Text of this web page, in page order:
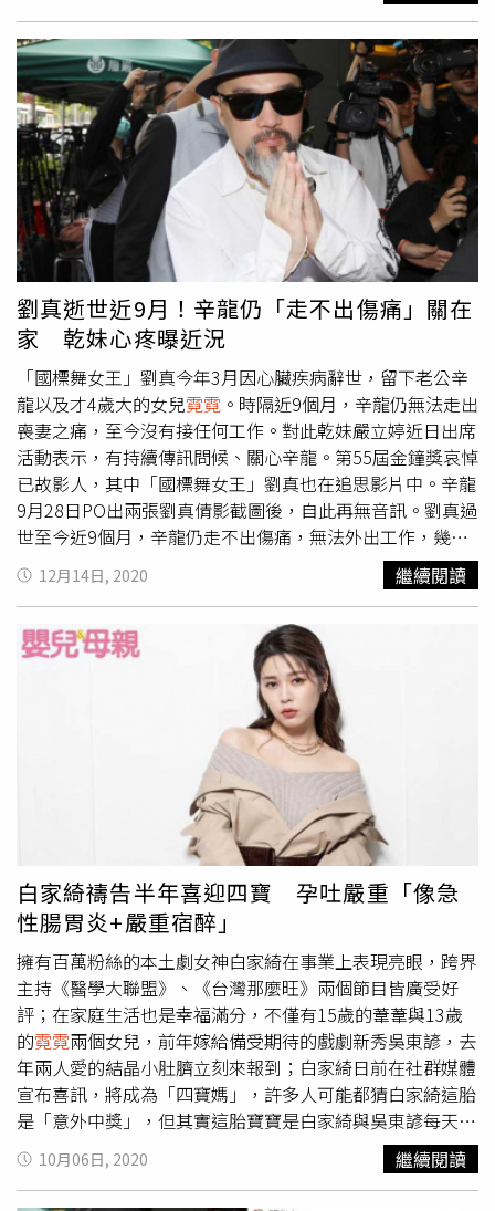
最後未果。吳宗憲不願多談辛龍，疑似默認對方離開公司。
（圖／中天綜合台提供）對於辛龍走不岀傷痛，吳宗憲27日
錄影不願多談，只表示，「唯一能讓自己走出來的只有自
己，我講了比其他人更多的話，真心的關愛溢於言表，還能
再說什麼，知道越多，能說的越少」。憲哥在胸前比劃著自
己知道的事情很多，就怕一不小心說溜嘴，辛龍是他旗下容
易文創的藝人，不過從維基百科內容上的「容易文創有限公
司」，辛龍已被列入「已離開藝人」欄位中。包括
《ETtoday新聞雲》事後詢問容易文創經紀人，指顯示訊息
已讀、但電話未接，辛龍則是已讀未回；對於雙方是否還有
合約，吳宗憲僅表示，「不再聊他的事情，讓他自己去沉
澱」。
劉真逝世近9月！辛龍仍「走不出傷痛」關在
家 乾妹心疼曝近況
「國標舞女王」劉真今年3月因心臟疾病辭世，留下老公辛
龍以及才4歲大的女兒霓霓 。時隔近9個月，辛龍仍無法走出
喪妻之痛，至今沒有接任何工作。對此乾妹嚴立婷近日出席
活動表示，有持續傳訊問候、關心辛龍。第55屆金鐘獎哀悼
已故影人，其中「國標舞女王」劉真也在追思影片中。辛龍
9月28日PO出兩張劉真倩影截圖後，自此再無音訊。劉真過
世至今近9個月，辛龍仍走不出傷痛，無法外出工作，幾乎
都在家專心照顧女兒。根據《自由時報》報導，辛龍乾妹嚴
立婷透露，這段時間仍持續傳訊息問候，至於對方有沒有回
不重要，有盡到心力即可；她也不捨地說，「我相信時間會
沖淡傷痛。」
12月14日, 2020 繼續閱讀
白家綺禱告半年喜迎四寶 孕吐嚴重「像急
性腸胃炎+嚴重宿醉」
擁有百萬粉絲的本土劇女神白家綺在事業上表現亮眼，跨界
主持《醫學大聯盟》、《台灣那麼旺》兩個節目皆廣受好
評；在家庭生活也是幸福滿分，不僅有15歲的葦葦與13歲
的霓霓兩個女兒，前年嫁給備受期待的戲劇新秀吳東諺，去
年兩人愛的結晶小肚臍立刻來報到；白家綺日前在社群媒體
宣布喜訊，將成為「四寶媽」，許多人可能都猜白家綺這胎
是「意外中獎」，但其實這胎寶寶是白家綺與吳東諺每天向
上帝禱告，好不容易才得來的珍貴禮物。原來去年生小兒子
「小肚臍」後，白家綺原本打算「封肚」不生了，但看著小
肚臍和姊姊們有極大年齡差距，因此和老公決定再生一胎陪
10月06日, 2020 繼續閱讀